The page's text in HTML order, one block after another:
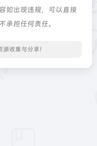
如出现违规，可以直接
承担任何责任。
收集与分享！